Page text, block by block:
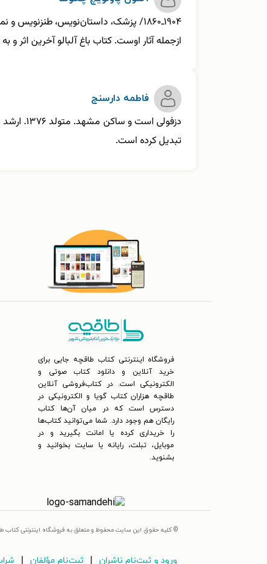
۱۹۰۴ـ۱۸۶۰/ پزشک، داستان‌نویس،
ازجمله آثار اوست. کتاب باغ آلبالو آخرین اثر
فاطمه دارسنج
دزفولی
تبدیل کرده است.
فروشگاه اینترنتی کتاب طاقچه جایی برای
خرید آنلاین و دانلود کتاب صوتی و
الکترونیکی است. در کتاب‌فروشی آنلاین
طاقچه هزاران کتاب گویا و الکترونیکی در
دسترس است که در میان آن‌ها کتاب
رایگان هم وجود دارد. شما می‌توانید کتاب‌ها
را خریداری کرده یا امانت بگیرید و در
موبایل، تبلت، رایانه یا سایت بخوانید و
بشنوید.
© کلیه حقوق این سایت محفوظ و متعلق به فروشگاه اینترنتی
ورود و ثبت‌نام ناشران | ثبت‌نام مؤلفان |